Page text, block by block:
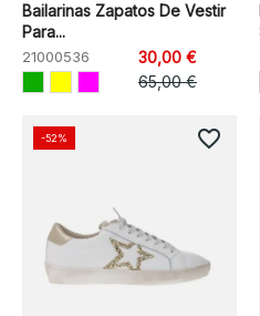
Bailarinas Zapatos De Vestir
Para...
21000536
30,00 €
65,00 €
-52% favorite_border